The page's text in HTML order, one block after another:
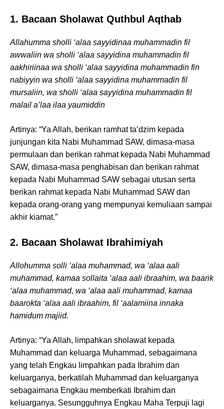
1. Bacaan Sholawat Quthbul Aqthab
Allahumma sholli ‘alaa sayyidinaa muhammadin fil
awwaliin wa sholli ‘alaa sayyidina muhammadin fil
aakhiriinaa wa sholli ‘alaa sayyidina muhammadin fin
nabiyyin wa sholli ‘alaa sayyidina muhammadin fil
mursaliin, wa sholli ‘alaa sayyidina muhammadin fil
malail a’laa ilaa yaumiddin
Artinya: “Ya Allah, berikan ramhat ta’dzim kepada
junjungan kita Nabi Muhammad SAW, dimasa-masa
permulaan dan berikan rahmat kepada Nabi Muhammad
SAW, dimasa-masa penghabisan dan berikan rahmat
kepada Nabi Muhammad SAW sebagai utusan serta
berikan rahmat kepada Nabi Muhammad SAW dan
kepada orang-orang yang mempunyai kemuliaan sampai
akhir kiamat.”
2. Bacaan Sholawat Ibrahimiyah
Allohumma solli ‘alaa muhammad, wa ‘alaa aali
muhammad, kamaa sollaita ‘alaa aali ibraahim, wa baarik
‘alaa muhammad, wa ‘alaa aali muhammad, kamaa
baarokta ‘alaa aali ibraahim, fil ‘aalamiina innaka
hamidum majiid.
Artinya: “Ya Allah, limpahkan sholawat kepada
Muhammad dan keluarga Muhammad, sebagaimana
yang telah Engkau limpahkan pada Ibrahim dan
keluarganya, berkatilah Muhammad dan keluarganya
sebagaimana Engkau memberkati Ibrahim dan
keluarganya. Sesungguhnya Engkau Maha Terpuji lagi